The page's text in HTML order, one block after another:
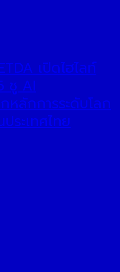
เปิดไฮไลท์
ชู AI
หลักการระดับโลก
ระเทศไทย